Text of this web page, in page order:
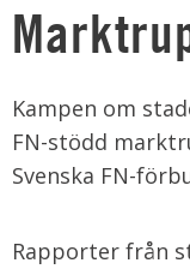
Kampen om
FN-stödd
Svenska FN-
Rapporter från